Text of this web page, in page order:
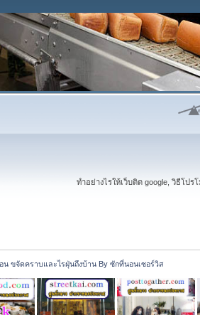
ทำอย่างไรให้เว็บติด google, วิธีโป
ขจัดคราบและไรฝุ่นถึงบ้าน By ซักที่นอนเซอร์วิส